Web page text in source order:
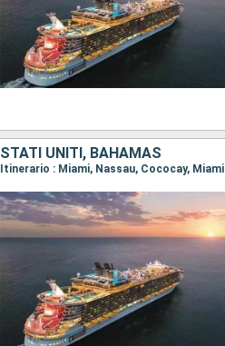
STATI UNITI, BAHAMAS
Itinerario : Miami, Nassau, Cococay, Miami